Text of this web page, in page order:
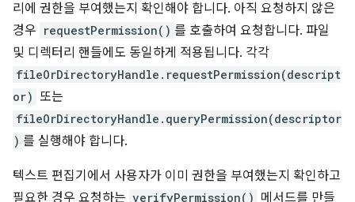
리에 권한을 부여했는지 확인해야 합니다. 아직 요청하지 않은
경우 requestPermission() 를 호출하여 요청합니다. 파일
및 디렉터리 핸들에도 동일하게 적용됩니다. 각각
fileOrDirectoryHandle.requestPermission(descript
or) 또는
fileOrDirectoryHandle.queryPermission(descriptor
) 를 실행해야 합니다.
텍스트 편집기에서 사용자가 이미 권한을 부여했는지 확인하고
필요한 경우 요청하는 verifyPermission() 메서드를 만들